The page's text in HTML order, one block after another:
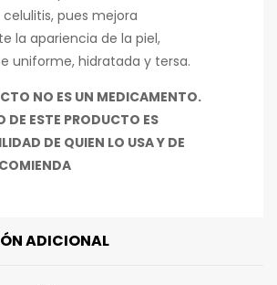
pues mejora
la apariencia de la piel,
uniforme, hidratada y tersa.
NO ES UN MEDICAMENTO.
DE ESTE PRODUCTO ES
DE QUIEN LO USA Y DE
ADICIONAL